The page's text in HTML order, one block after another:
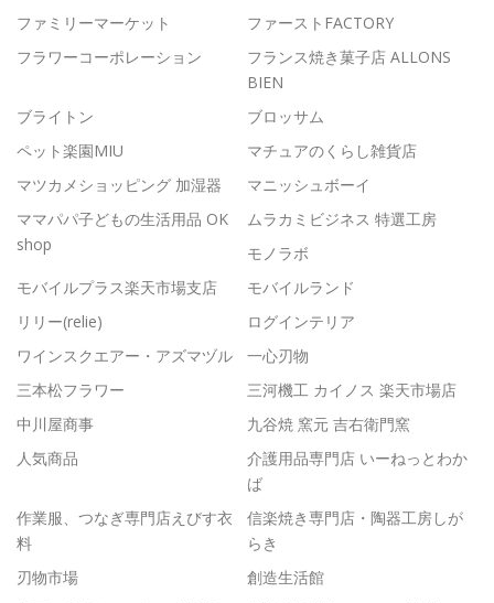
ファミリーマーケット
ファーストFACTORY
フラワーコーポレーション
フランス焼き菓子店 ALLONS
BIEN
ブライトン
ブロッサム
ペット楽園MIU
マチュアのくらし雑貨店
マツカメショッピング 加湿器
マニッシュボーイ
ママパパ子どもの生活用品 OK
shop
ムラカミビジネス 特選工房
モノラボ
モバイルプラス楽天市場支店
モバイルランド
リリー(relie)
ログインテリア
ワインスクエアー・アズマヅル
一心刃物
三本松フラワー
三河機工 カイノス 楽天市場店
中川屋商事
九谷焼 窯元 吉右衛門窯
人気商品
介護用品専門店 いーねっとわか
ば
作業服、つなぎ専門店えびす衣
料
信楽焼き専門店・陶器工房しが
らき
刃物市場
創造生活館